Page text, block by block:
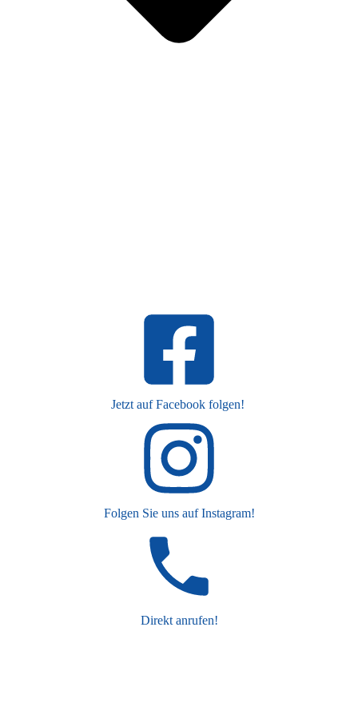
Jetzt auf Facebook folgen!
Folgen Sie uns auf Instagram!
Direkt anrufen!